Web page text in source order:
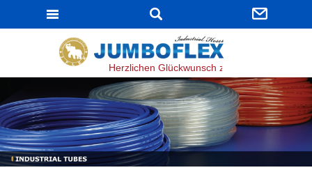
Herzlichen Glückwunsch zur bestandenen